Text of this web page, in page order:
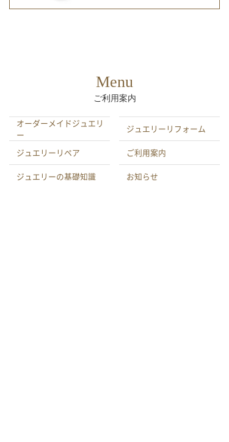
Menu
ご利用案内
オーダーメイドジュエリ
ー
ジュエリーリフォーム
ジュエリーリペア ご利用案内
ジュエリーの基礎知識 お知らせ